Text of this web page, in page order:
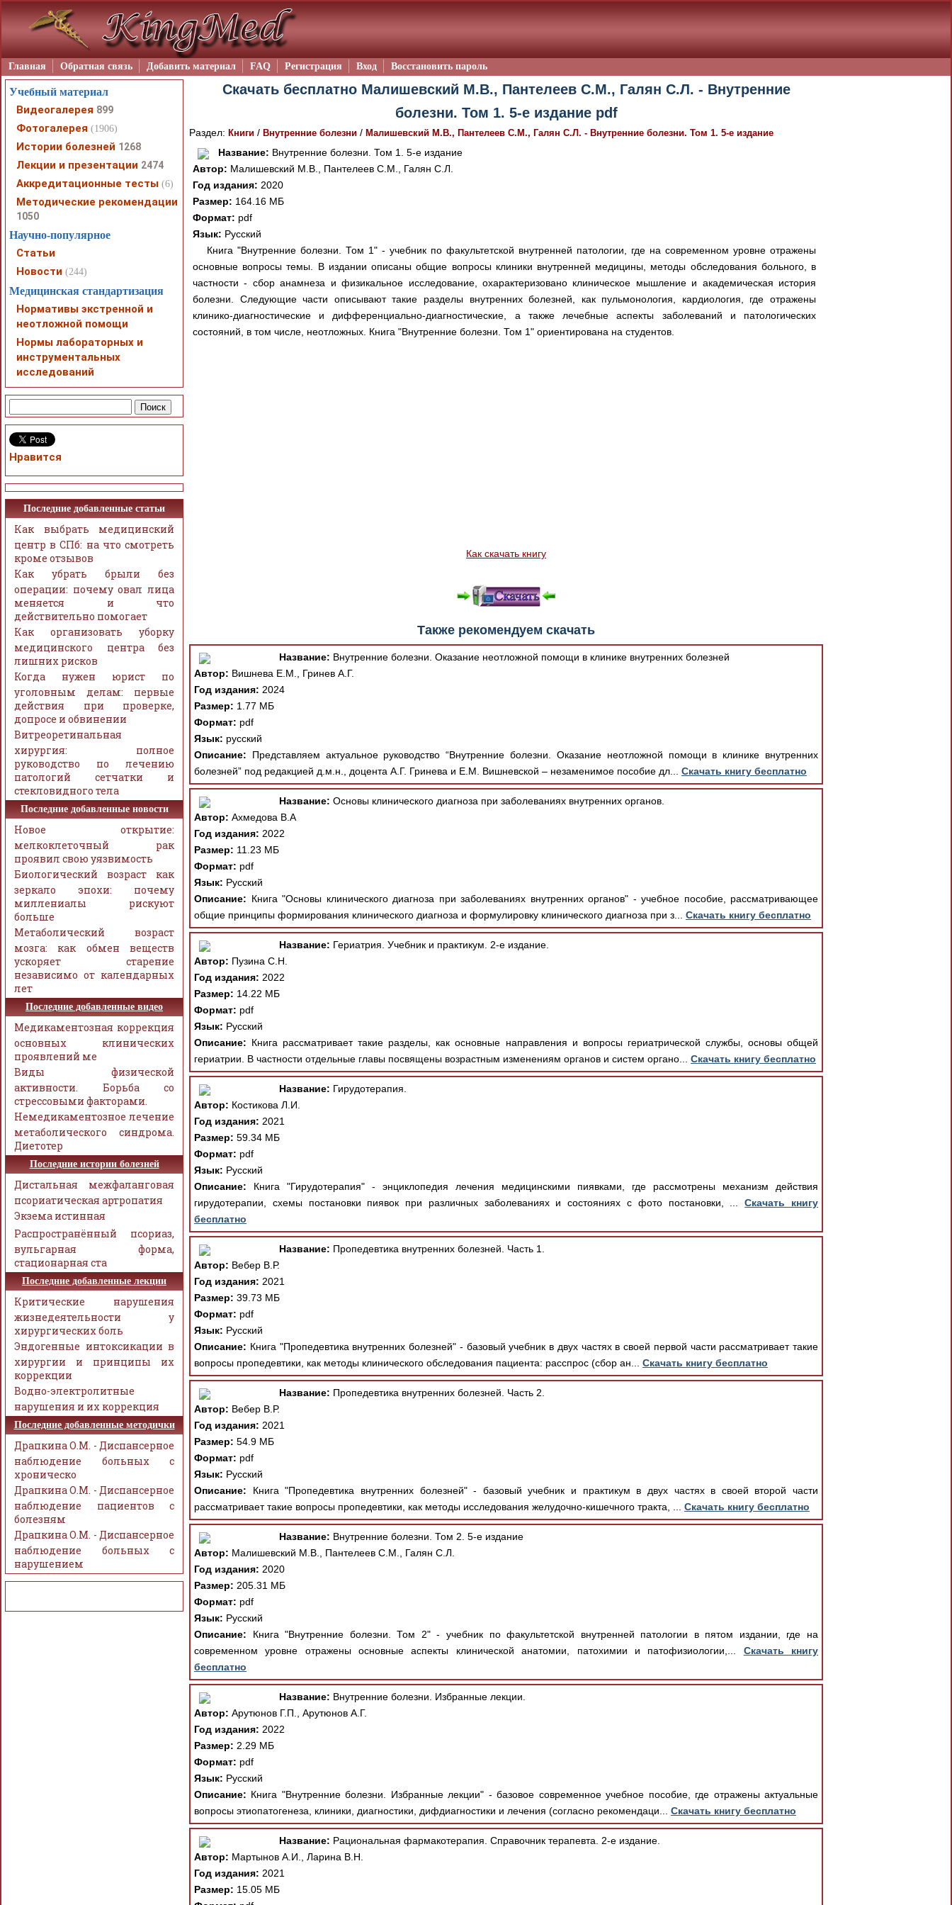
Главная Обратная связь Добавить материал FAQ Регистрация Вход Восстановить пароль
Скачать бесплатно Малишевский М.В., Пантелеев С.М., Галян С.Л. - Внутренние
болезни. Том 1. 5-е издание pdf
Раздел: Книги / Внутренние болезни / Малишевский М.В., Пантелеев С.М., Галян С.Л. - Внутренние болезни. Том 1. 5-е издание
Название: Внутренние болезни. Том 1. 5-е издание
Автор: Малишевский М.В., Пантелеев С.М., Галян С.Л.
Год издания: 2020
Размер: 164.16 МБ
Формат: pdf
Язык: Русский
Книга "Внутренние болезни. Том 1" - учебник по факультетской внутренней патологии, где на современном уровне отражены
основные вопросы темы. В издании описаны общие вопросы клиники внутренней медицины, методы обследования больного, в
частности - сбор анамнеза и физикальное исследование, охарактеризовано клиническое мышление и академическая история
болезни. Следующие части описывают такие разделы внутренних болезней, как пульмонология, кардиология, где отражены
клинико-диагностические и дифференциально-диагностические, а также лечебные аспекты заболеваний и патологических
состояний, в том числе, неотложных. Книга "Внутренние болезни. Том 1" ориентирована на студентов.
Как скачать книгу
Также рекомендуем скачать
Название: Внутренние болезни. Оказание неотложной помощи в клинике внутренних болезней
Автор: Вишнева Е.М., Гринев А.Г.
Год издания: 2024
Размер: 1.77 МБ
Формат: pdf
Язык: русский
Описание: Представляем актуальное руководство “Внутренние болезни. Оказание неотложной помощи в клинике внутренних
болезней” под редакцией д.м.н., доцента А.Г. Гринева и Е.М. Вишневской – незаменимое пособие дл... Скачать книгу бесплатно
Название: Основы клинического диагноза при заболеваниях внутренних органов.
Автор: Ахмедова В.А
Год издания: 2022
Размер: 11.23 МБ
Формат: pdf
Язык: Русский
Описание: Книга "Основы клинического диагноза при заболеваниях внутренних органов" - учебное пособие, рассматривающее
общие принципы формирования клинического диагноза и формулировку клинического диагноза при з... Скачать книгу бесплатно
Название: Гериатрия. Учебник и практикум. 2-е издание.
Автор: Пузина С.Н.
Год издания: 2022
Размер: 14.22 МБ
Формат: pdf
Язык: Русский
Описание: Книга рассматривает такие разделы, как основные направления и вопросы гериатрической службы, основы общей
гериатрии. В частности отдельные главы посвящены возрастным изменениям органов и систем органо... Скачать книгу бесплатно
Название: Гирудотерапия.
Автор: Костикова Л.И.
Год издания: 2021
Размер: 59.34 МБ
Формат: pdf
Язык: Русский
Описание: Книга "Гирудотерапия" - энциклопедия лечения медицинскими пиявками, где рассмотрены механизм действия
гирудотерапии, схемы постановки пиявок при различных заболеваниях и состояниях с фото постановки, ...Скачать книгу
бесплатно
Название: Пропедевтика внутренних болезней. Часть 1.
Автор: Вебер В.Р.
Год издания: 2021
Размер: 39.73 МБ
Формат: pdf
Язык: Русский
Описание: Книга "Пропедевтика внутренних болезней" - базовый учебник в двух частях в своей первой части рассматривает такие
вопросы пропедевтики, как методы клинического обследования пациента: расспрос (сбор ан... Скачать книгу бесплатно
Название: Пропедевтика внутренних болезней. Часть 2.
Автор: Вебер В.Р.
Год издания: 2021
Размер: 54.9 МБ
Формат: pdf
Язык: Русский
Описание: Книга "Пропедевтика внутренних болезней" - базовый учебник и практикум в двух частях в своей второй части
рассматривает такие вопросы пропедевтики, как методы исследования желудочно-кишечного тракта, ... Скачать книгу бесплатно
Название: Внутренние болезни. Том 2. 5-е издание
Автор: Малишевский М.В., Пантелеев С.М., Галян С.Л.
Год издания: 2020
Размер: 205.31 МБ
Формат: pdf
Язык: Русский
Описание: Книга "Внутренние болезни. Том 2" - учебник по факультетской внутренней патологии в пятом издании, где на
современном уровне отражены основные аспекты клинической анатомии, патохимии и патофизиологии,... Скачать книгу
бесплатно
Название: Внутренние болезни. Избранные лекции.
Автор: Арутюнов Г.П., Арутюнов А.Г.
Год издания: 2022
Размер: 2.29 МБ
Формат: pdf
Язык: Русский
Описание: Книга "Внутренние болезни. Избранные лекции" - базовое современное учебное пособие, где отражены актуальные
вопросы этиопатогенеза, клиники, диагностики, дифдиагностики и лечения (согласно рекомендаци... Скачать книгу бесплатно
Название: Рациональная фармакотерапия. Справочник терапевта. 2-е издание.
Автор: Мартынов А.И., Ларина В.Н.
Год издания: 2021
Размер: 15.05 МБ
Учебный материал
Видеогалерея 899
Фотогалерея (1906)
Истории болезней 1268
Лекции и презентации 2474
Аккредитационные тесты (6)
Методические рекомендации
1050
Научно-популярное
Статьи
Новости (244)
Медицинская стандартизация
Нормативы экстренной и
неотложной помощи
Нормы лабораторных и
инструментальных
исследований
Нравится
Последние добавленные статьи
Как выбрать медицинский
центр в СПб: на что смотреть
кроме отзывов
Как убрать брыли без
операции: почему овал лица
меняется и что
действительно помогает
Как организовать уборку
медицинского центра без
лишних рисков
Когда нужен юрист по
уголовным делам: первые
действия при проверке,
допросе и обвинении
Витреоретинальная
хирургия: полное
руководство по лечению
патологий сетчатки и
стекловидного тела
Последние добавленные новости
Новое открытие:
мелкоклеточный рак
проявил свою уязвимость
Биологический возраст как
зеркало эпохи: почему
миллениалы рискуют
больше
Метаболический возраст
мозга: как обмен веществ
ускоряет старение
независимо от календарных
лет
Последние добавленные видео
Медикаментозная коррекция
основных клинических
проявлений ме
Виды физической
активности. Борьба со
стрессовыми факторами.
Немедикаментозное лечение
метаболического синдрома.
Диетотер
Последние истории болезней
Дистальная межфаланговая
псориатическая артропатия
Экзема истинная
Распространённый псориаз,
вульгарная форма,
стационарная ста
Последние добавленные лекции
Критические нарушения
жизнедеятельности у
хирургических боль
Эндогенные интоксикации в
хирургии и принципы их
коррекции
Водно-электролитные
нарушения и их коррекция
Последние добавленные методички
Драпкина О.М. - Диспансерное
наблюдение больных с
хроническо
Драпкина О.М. - Диспансерное
наблюдение пациентов с
болезням
Драпкина О.М. - Диспансерное
наблюдение больных с
нарушением